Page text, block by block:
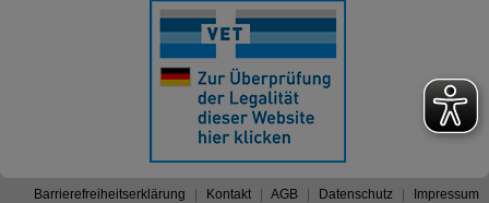
Barrierefreiheitserklärung Kontakt AGB Datenschutz Impressum